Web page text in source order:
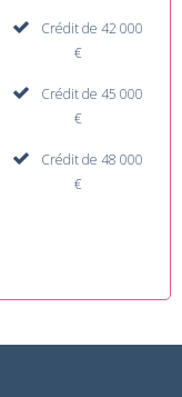
Crédit de 42 000
€
Crédit de 45 000
€
Crédit de 48 000
€